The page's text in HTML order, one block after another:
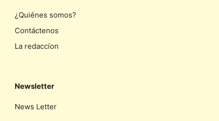
¿Quiénes somos?
Contáctenos
La redaccíon
Newsletter
News Letter